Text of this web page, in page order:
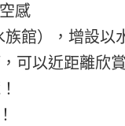
感
族館），增設
可以近距離欣